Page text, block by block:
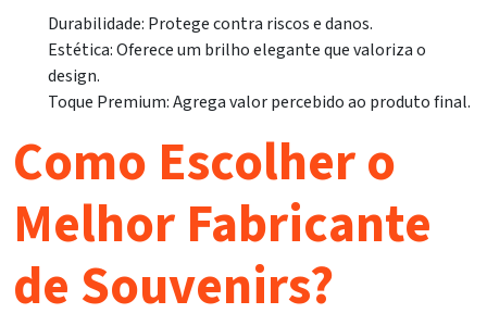
Durabilidade: Protege contra riscos e danos.
Estética: Oferece um brilho elegante que valoriza o
design.
Toque Premium: Agrega valor percebido ao produto final.
Como Escolher o
Melhor Fabricante
de Souvenirs?